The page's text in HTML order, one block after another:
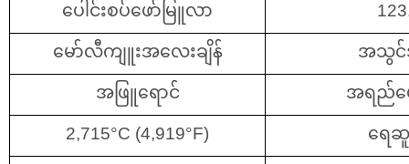
ပေါင်းစပ်ဖော်မြူလာ
မော်လီကျူးအလေးချိန် အသွင်
အဖြူရောင် အရည်ပ
2,715°C (4,919°F) ရေ